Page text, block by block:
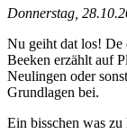
Donnerstag,
Nu geiht dat los! De
Beeken erzählt auf
Neulingen oder
Grundlagen bei.
Ein bisschen was